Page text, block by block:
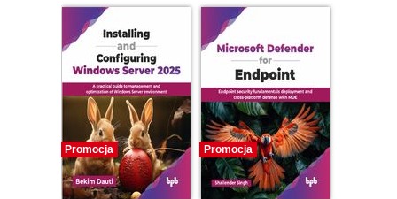
Promocja Promocja